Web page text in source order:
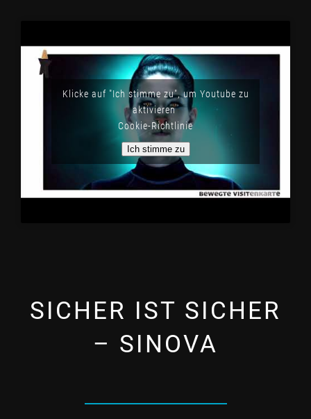
Klicke auf "Ich stimme zu", um Youtube zu
aktivieren
Cookie-Richtlinie
Ich stimme zu
SICHER IST SICHER
– SINOVA